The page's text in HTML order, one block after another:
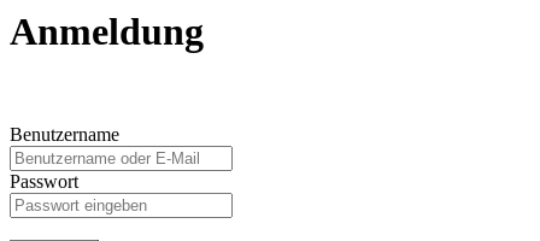
Anmeldung
Benutzername
Passwort